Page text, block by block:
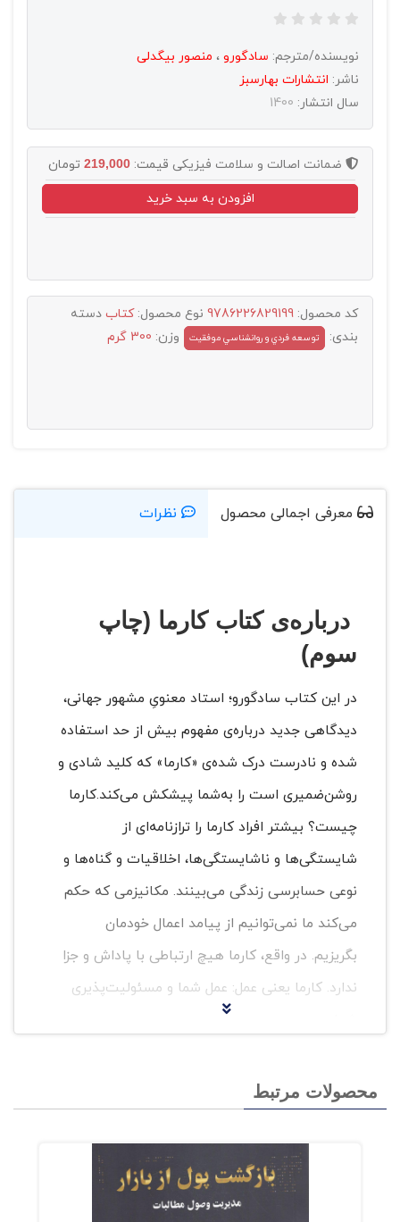
نویسنده/مترجم: سادگورو ، منصور بیگدلی
ناشر: انتشارات بهارسبز
سال انتشار: 1400
ضمانت اصالت و سلامت فیزیکی قیمت: 219,000 تومان
افزودن به سبد خرید
کد محصول: 9786226829199 نوع محصول:کتاب دسته
بندی:
توسعه فردي و روانشناسي موفقيت وزن: 300 گرم
معرفی اجمالی محصول نظرات
درباره‌ی کتاب کارما (چاپ
سوم)
در این کتاب سادگورو؛ استاد معنویِ مشهور جهانی،
دیدگاهی جدید درباره‌ی مفهوم بیش از حد استفاده
شده و نادرست درک شده‌ی «کارما» که کلید شادی و
روشن‌ضمیری است را به‌شما پیشکش می‌کند.کارما
چیست؟ بیشتر افراد کارما را ترازنامه‌ای از
شایستگی‌ها و ناشایستگی‌ها، اخلاقیات و گناه‌ها و
نوعی حسابرسی زندگی می‌بینند. مکانیزمی که حکم
می‌کند ما نمی‌توانیم از پیامد اعمال خودمان
بگریزیم. در واقع، کارما هیچ ارتباطی با پاداش و جزا
ندارد. کارما یعنی عمل: عمل شما و مسئولیت‌پذیری
کارما، سیستم بیرونی جرم و مجازات
نیست، بلکه چرخه‌ای درونی است که توسط
شما تولید شده است. انباشت کارما فقط با
نیت شما و روشِ واکنش نشان دادن شما
به‌آنچه برایتان رخ می‌دهد، تعیین می‌شود.
محصولات مرتبط